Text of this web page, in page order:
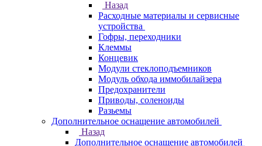
Назад
Расходные материалы и сервисные
устройства
Гофры, переходники
Клеммы
Концевик
Модули стеклоподъемников
Модуль обхода иммобилайзера
Предохранители
Приводы, соленоиды
Разьемы
Дополнительное оснащение автомобилей
Назад
Дополнительное оснащение автомобилей